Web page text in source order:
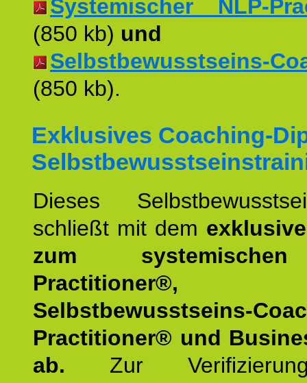
Systemischer NLP-
(850 kb) und
Selbstbewusstseins-
(850 kb).
Exklusives Coaching-
Dieses
schließt mit dem
zum
Practitioner®,
Selbstbewusstseins-
Practitioner® und
ab. Zur